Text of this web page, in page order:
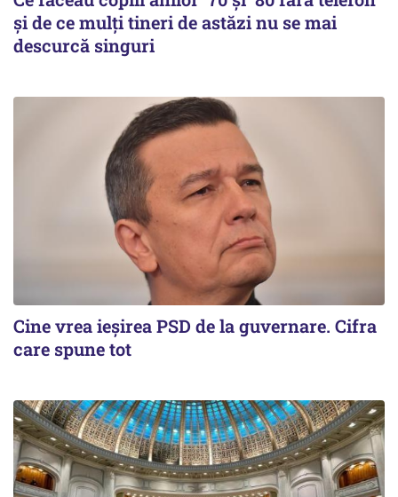
și de ce mulți tineri de astăzi nu se mai
descurcă singuri
Cine vrea ieșirea PSD de la guvernare. Cifra
care spune tot